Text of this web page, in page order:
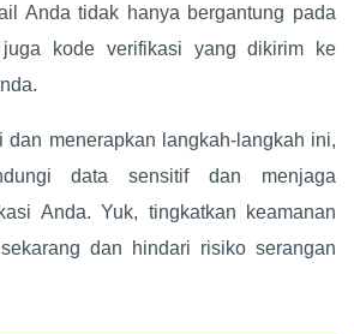
Anda tidak hanya bergantung pada
kode verifikasi yang dikirim ke
dan menerapkan langkah-langkah ini,
data sensitif dan menjaga
Anda. Yuk, tingkatkan keamanan
dan hindari risiko serangan